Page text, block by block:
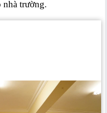
nhà trường.